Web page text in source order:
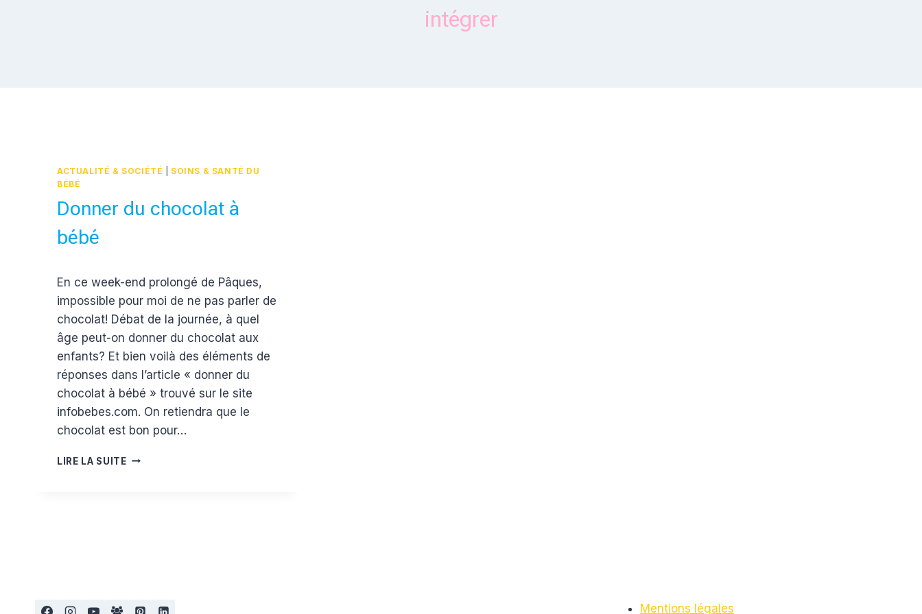
intégrer
ACTUALITÉ & SOCIÉTÉ
SOINS & SANTÉ DU
BÉBÉ
Donner du chocolat à
bébé
Estelle
En ce week-end prolongé de Pâques,
impossible pour moi de ne pas parler de
chocolat! Débat de la journée, à quel
âge peut-on donner du chocolat aux
enfants? Et bien voilà des éléments de
réponses dans l’article « donner du
chocolat à bébé » trouvé sur le site
infobebes.com. On retiendra que le
chocolat est bon pour…
LIRE LA SUITEDONNER
Mentions légales